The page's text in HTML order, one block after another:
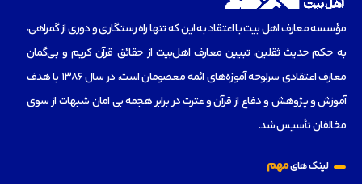
مؤسسه‌ معارف اهل بیت با اعتقاد به این که تنها راه رستگاری و دوری از گمراهی،
به حکم حدیث ثقلین، تبیین معارف اهل‌بیت از حقائق قرآن کریم و بی‌گمان
معارف اعتقادی سرلوحه آموزه‌های ائمه معصومان است، در سال 1386 با هدف
آموزش و پژوهش و دفاع از قرآن و عترت در برابر هجمه بی امان شبهات از سوی
مخالفان تأسیس شد.
لینک هایمهم